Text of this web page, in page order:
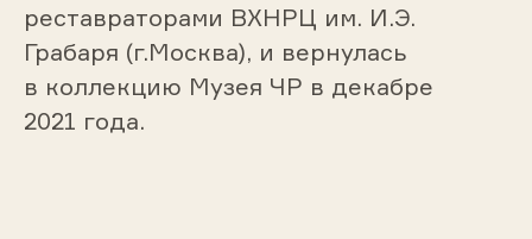
Портрет девушки. 1891
Маковский Владимир Егорович (1846–
реставраторами ВХНРЦ им. И.Э.
Грабаря (г.Москва), и вернулась
в коллекцию Музея ЧР в декабре
2021 года.